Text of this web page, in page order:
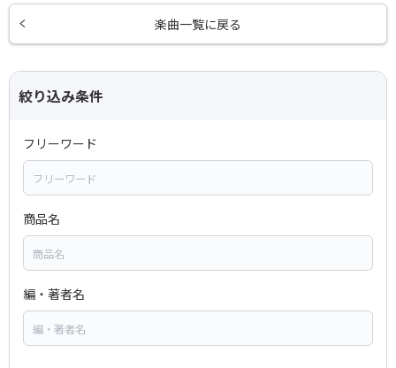
楽曲一覧に戻る
絞り込み条件
フリーワード
商品名
編・著者名